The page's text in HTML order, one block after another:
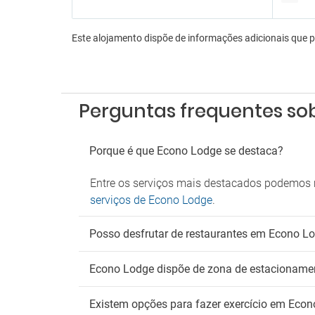
Lojas
Wifi
Este alojamento dispõe de informações adicionais que
Perguntas frequentes
Porque é que Econo Lodge se destaca?
Entre os serviços mais destacados
serviços de Econo Lodge.
Posso desfrutar de restaurantes em Econo
Econo Lodge dispõe de zona de
Existem opções para fazer exercício em